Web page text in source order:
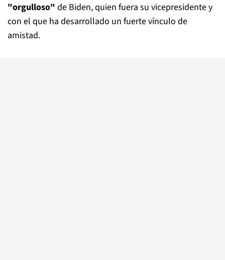
"orgulloso" de Biden, quien fuera su vicepresidente y
con el que ha desarrollado un fuerte vínculo de
amistad.